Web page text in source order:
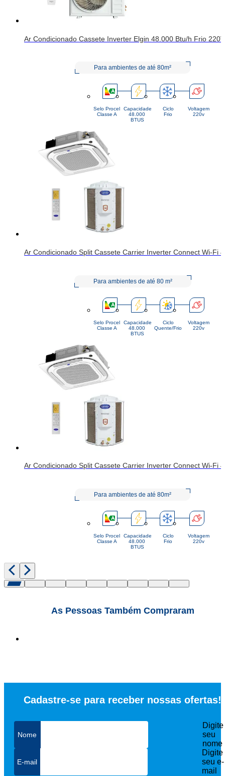
Ar Condicionado Cassete Inverter Elgin 48.000 Btu/h Frio
Para ambientes de até 80m²
Selo Procel
Classe A
Capacidade
48.000
BTUS
Ciclo
Frio
Voltagem
220v
Ar Condicionado Split Cassete Carrier Inverter Connect Wi-Fi
Para ambientes de até 80m²
Selo Procel
Classe A
Capacidade
48.000
BTUS
Ciclo
Quente/Frio
Voltagem
220v
Ar Condicionado Split Cassete Carrier Inverter Connect Wi-Fi
Para ambientes de até 80m²
Selo Procel
Classe A
Capacidade
48.000
BTUS
Ciclo
Frio
Voltagem
220v
As Pessoas Também Compraram
Cadastre-se para receber nossas ofertas!
Digite
seu
nome
Digite
seu e-
mail